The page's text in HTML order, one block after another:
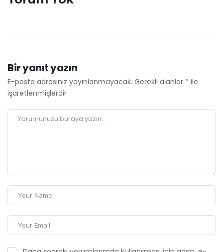
Bir yanıt yazın
E-posta adresiniz yayınlanmayacak. Gerekli alanlar * ile
işaretlenmişlerdir